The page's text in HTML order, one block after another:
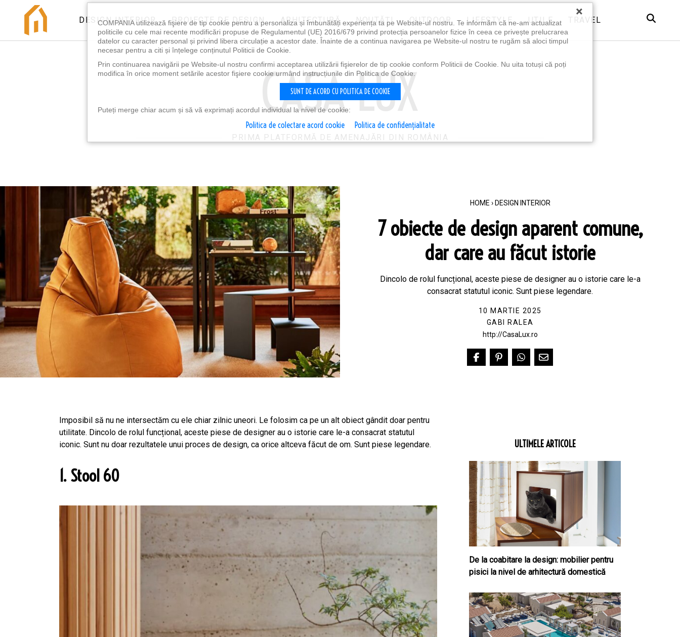
DESIGN INTERIOR PROIECTE DE DESIGN ARHITECTURĂ NOUTĂȚI OUTDOOR LIFESTYLE UTILE TRAVEL
PRIMA PLATFORMĂ DE AMENAJĂRI DIN ROMÂNIA
HOME › DESIGN INTERIOR
7 obiecte de design aparent comune,
dar care au făcut istorie
Dincolo de rolul funcțional, aceste piese de designer au o istorie care le-a
consacrat statutul iconic. Sunt piese legendare.
10 MARTIE 2025
GABI RALEA
http://CasaLux.ro
Imposibil să nu ne intersectăm cu ele chiar zilnic uneori. Le folosim ca pe un alt obiect gândit doar pentru
utilitate. Dincolo de rolul funcțional, aceste piese de designer au o istorie care le-a consacrat statutul
iconic. Sunt nu doar rezultatele unui proces de design, ca orice altceva făcut de om. Sunt piese legendare.
1. Stool 60
ULTIMELE ARTICOLE
De la coabitare la design: mobilier pentru
pisici la nivel de arhitectură domestică
×
COMPANIA utilizează fişiere de tip cookie pentru a personaliza și îmbunătăți experiența ta pe Website-ul nostru. Te informăm că ne-am actualizat
politicile cu cele mai recente modificări propuse de Regulamentul (UE) 2016/679 privind protecția persoanelor fizice în ceea ce privește prelucrarea
datelor cu caracter personal și privind libera circulație a acestor date. Înainte de a continua navigarea pe Website-ul nostru te rugăm să aloci timpul
necesar pentru a citi și înțelege conținutul Politicii de Cookie.
Prin continuarea navigării pe Website-ul nostru confirmi acceptarea utilizării fişierelor de tip cookie conform Politicii de Cookie. Nu uita totuși că poți
modifica în orice moment setările acestor fişiere cookie urmând instrucțiunile din Politica de Cookie.
SUNT DE ACORD CU POLITICA DE COOKIE
Puteți merge chiar acum și să vă exprimați acordul individual la nivel de cookie:
Politica de colectare acord cookie Politica de confidențialitate